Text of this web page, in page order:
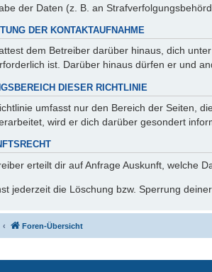
der Daten (z. B. an
DER KONTAKTAUFNAHME
dem Betreiber darüber hinaus, dich
ist. Darüber hinaus dürfen er und
DIESER RICHTLINIE
umfasst nur den Bereich der Seiten,
wird er dich darüber gesondert
erteilt dir auf Anfrage Auskunft, welche
jederzeit die Löschung bzw. Sperrung
Foren-Übersicht